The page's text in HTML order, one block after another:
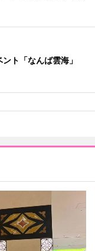
ント「なんば雲海」